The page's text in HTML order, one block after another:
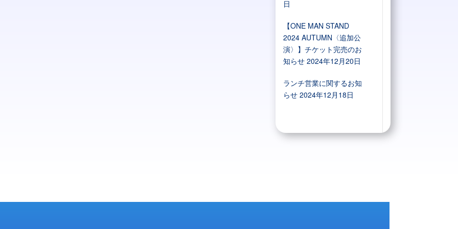
日
【ONE MAN STAND
2024 AUTUMN〈追加公
演〉】チケット完売のお
知らせ 2024年12月20日
ランチ営業に関するお知
らせ 2024年12月18日